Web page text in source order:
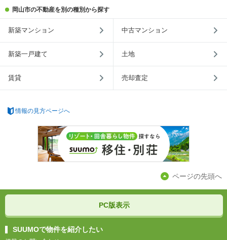
岡山市の不動産を別の種別から探す
新築マンション 中古マンション
新築一戸建て 土地
賃貸 売却査定
情報の見方ページへ
ページの先頭へ
PC版表示
SUUMOで物件を紹介したい